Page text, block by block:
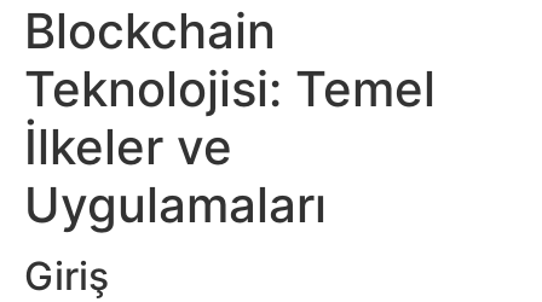
Din
Dokümanlar
Domain
Download
E-
Blockchain
Teknolojisi: Temel
İlkeler ve
Uygulamaları
Giriş